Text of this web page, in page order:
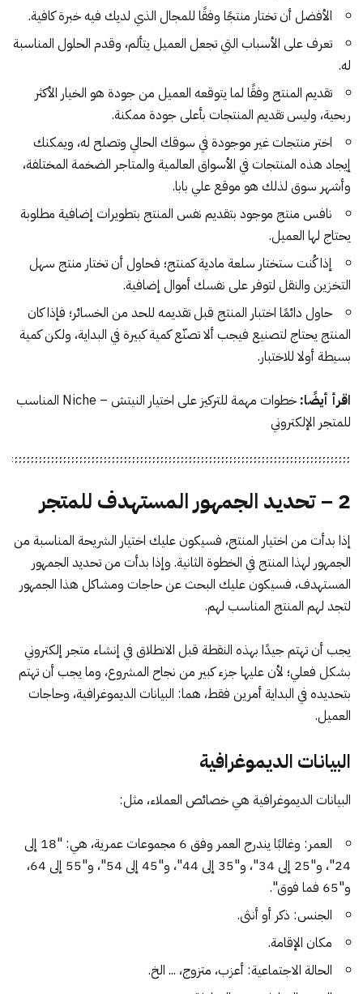
الأفضل أن تختار منتجًا وفقًا للمجال الذي لديك فيه خبرة كافية.
تعرف على الأسباب التي تجعل العميل يتألم، وقدم الحلول المناسبة
له.
تقديم المنتج وفقًا لما يتوقعه العميل من جودة هو الخيار الأكثر
ربحية، وليس تقديم المنتجات بأعلى جودة ممكنة.
اختر منتجات غير موجودة في سوقك الحالي وتصلح له، ويمكنك
إيجاد هذه المنتجات في الأسواق العالمية والمتاجر الضخمة المختلفة،
وأشهر سوق لذلك هو موقع علي بابا.
نافس منتج موجود بتقديم نفس المنتج بتطويرات إضافية مطلوبة
يحتاج لها العميل.
إذا كُنت ستختار سلعة مادية كمنتج؛ فحاول أن تختار منتج سهل
التخزين والنقل لتوفر على نفسك أموال إضافية.
حاول دائمًا اختبار المنتج قبل تقديمه للحد من الخسائر؛ فإذا كان
المنتج يحتاج لتصنيع فيجب ألا تصنّع كمية كبيرة في البداية، ولكن كمية
بسيطة أولا للاختبار.
اقرأ أيضًا:
خطوات مهمة للتركيز على اختيار النيتش – Niche المناسب
للمتجر الإلكتروني
2 – تحديد الجمهور المستهدف للمتجر
إذا بدأت من اختيار المنتج، فسيكون عليك اختيار الشريحة المناسبة من
الجمهور لهذا المنتج في الخطوة الثانية. وإذا بدأت من تحديد الجمهور
المستهدف، فسيكون عليك البحث عن حاجات ومشاكل هذا الجمهور
لتجد لهم المنتج المناسب لهم.
يجب أن تهتم جيدًا بهذه النقطة قبل الانطلاق في إنشاء متجر إلكتروني
بشكل فعلي؛ لأن عليها جزء كبير من نجاح المشروع، وما يجب أن تهتم
بتحديده في البداية أمرين فقط، هما: البيانات الديموغرافية، وحاجات
العميل.
البيانات الديموغرافية
البيانات الديموغرافية هي خصائص العملاء، مثل:
العمر: وغالبًا يندرج العمر وفق 6 مجموعات عمرية، هي: "18 إلى
24"، و"25 إلى 34"، و"35 إلى 44"، و"45 إلى 54"، و"55 إلى 64،
و"65 فما فوق".
الجنس: ذكر أو أنثى.
مكان الإقامة.
الحالة الاجتماعية: أعزب، متزوج، ... الخ.